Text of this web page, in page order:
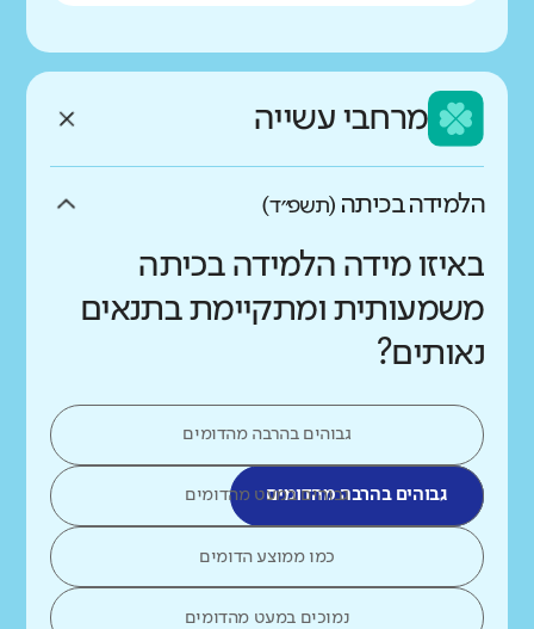
מרחבי עשייה
הלמידה בכיתה (תשפ״ד)
באיזו מידה הלמידה בכיתה
משמעותית ומתקיימת בתנאים
נאותים?
גבוהים בהרבה מהדומים
גבוהים בהרבה מהדומיםגבוהים במעט מהדומים
כמו ממוצע הדומים
נמוכים במעט מהדומים